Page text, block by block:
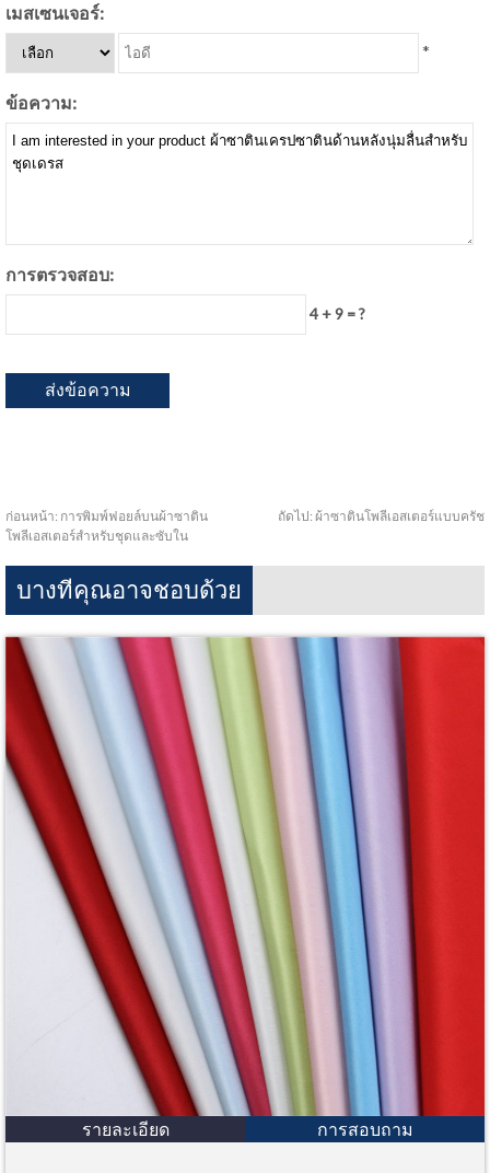
เมสเซนเจอร์:
*
ข้อความ:
การตรวจสอบ:
4 + 9 = ?
ก่อนหน้า: การพิมพ์ฟอยล์บนผ้าซาติน
โพลีเอสเตอร์สำหรับชุดและซับใน
ถัดไป: ผ้าซาตินโพลีเอสเตอร์แบบครัช
บางทีคุณอาจชอบด้วย
รายละเอียด การสอบถาม